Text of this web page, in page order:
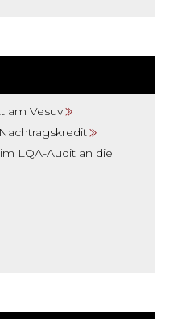
am Vesuv
LQA-Audit an die